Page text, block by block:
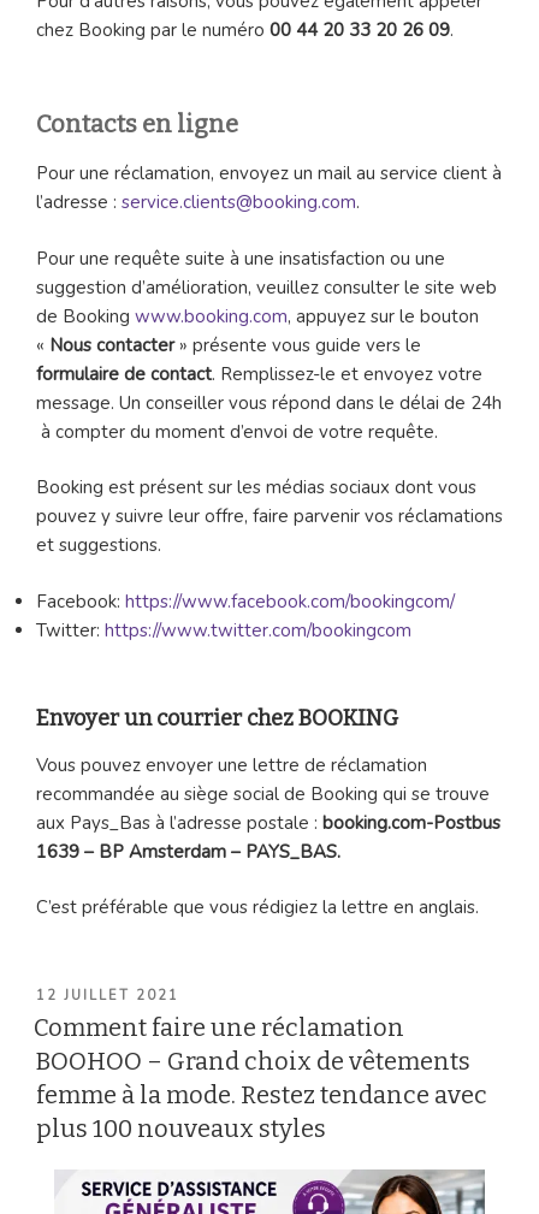
chez Booking par le numéro 00 44 20 33 20 26 09.
Contacts en ligne
Pour une réclamation, envoyez un mail au service client à
l’adresse : service.clients@booking.com.
Pour une requête suite à une insatisfaction ou une
suggestion d’amélioration, veuillez consulter le site web
de Booking www.booking.com, appuyez sur le bouton
« Nous contacter » présente vous guide vers le
formulaire de contact. Remplissez-le et envoyez votre
message. Un conseiller vous répond dans le délai de 24h
à compter du moment d’envoi de votre requête.
Booking est présent sur les médias sociaux dont vous
pouvez y suivre leur offre, faire parvenir vos réclamations
et suggestions.
Facebook: https://www.facebook.com/bookingcom/
Twitter: https://www.twitter.com/bookingcom
Envoyer un courrier chez BOOKING
Vous pouvez envoyer une lettre de réclamation
recommandée au siège social de Booking qui se trouve
aux Pays_Bas à l’adresse postale : booking.com-Postbus
1639 – BP Amsterdam – PAYS_BAS.
C’est préférable que vous rédigiez la lettre en anglais.
PUBLIÉ
LE
12 JUILLET 2021
Comment faire une réclamation
BOOHOO – Grand choix de vêtements
femme à la mode. Restez tendance avec
plus 100 nouveaux styles